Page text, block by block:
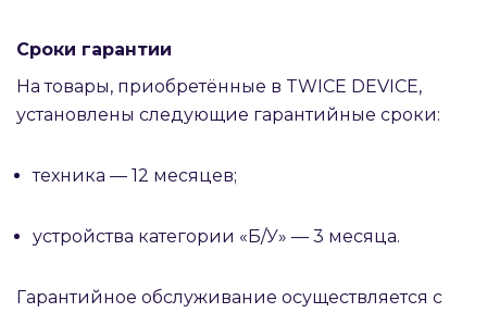
Сроки гарантии
На товары, приобретённые в TWICE DEVICE,
установлены следующие гарантийные сроки:
техника — 12 месяцев;
устройства категории «Б/У» — 3 месяца.
Гарантийное обслуживание осуществляется с